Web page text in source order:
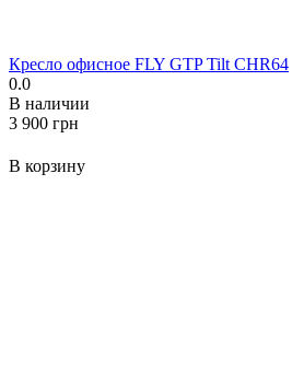
Кресло офисное FLY GTP Tilt CHR64
0.0
В наличии
‍3 900‍ грн
В корзину